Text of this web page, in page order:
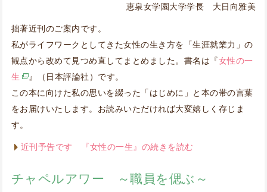
恵泉女学園大学学長 大日向雅美
拙著近刊のご案内です。
私がライフワークとしてきた女性の生き方を「生涯就業力」の
観点から改めて見つめ直してまとめました。書名は『女性の一
生
』（日本評論社）です。
この本に向けた私の思いを綴った「はじめに」と本の帯の言葉
をお届けいたします。お読みいただければ大変嬉しく存じま
す。
近刊予告です 『女性の一生』の続きを読む
チャペルアワー ～職員を偲ぶ～